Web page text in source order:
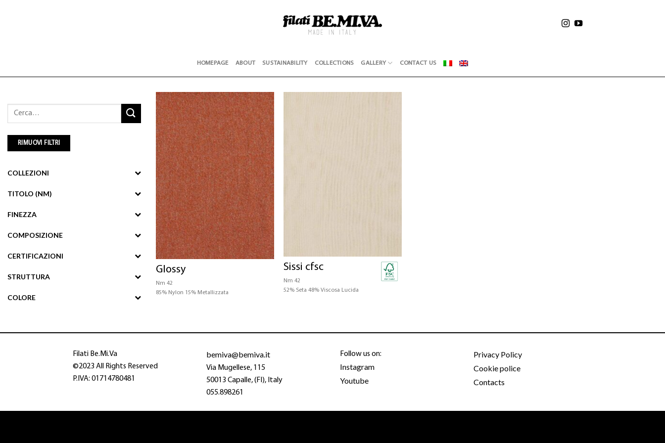
HOMEPAGE ABOUT SUSTAINABILITY COLLECTIONS GALLERY CONTACT US
Cerca:
RIMUOVI FILTRI
COLLEZIONI
TITOLO (NM)
FINEZZA
COMPOSIZIONE
CERTIFICAZIONI
STRUTTURA
COLORE
Glossy
Nm 42
85% Nylon 15% Metallizzata
Sissi cfsc
Nm 42
52% Seta 48% Viscosa Lucida
Filati Be.Mi.Va
©2023 All Rights Reserved
P.IVA: 01714780481
bemiva@bemiva.it
Via Mugellese, 115
50013 Capalle, (FI), Italy
055.898261
Follow us on:
Instagram
Youtube
Privacy Policy
Cookie police
Contacts